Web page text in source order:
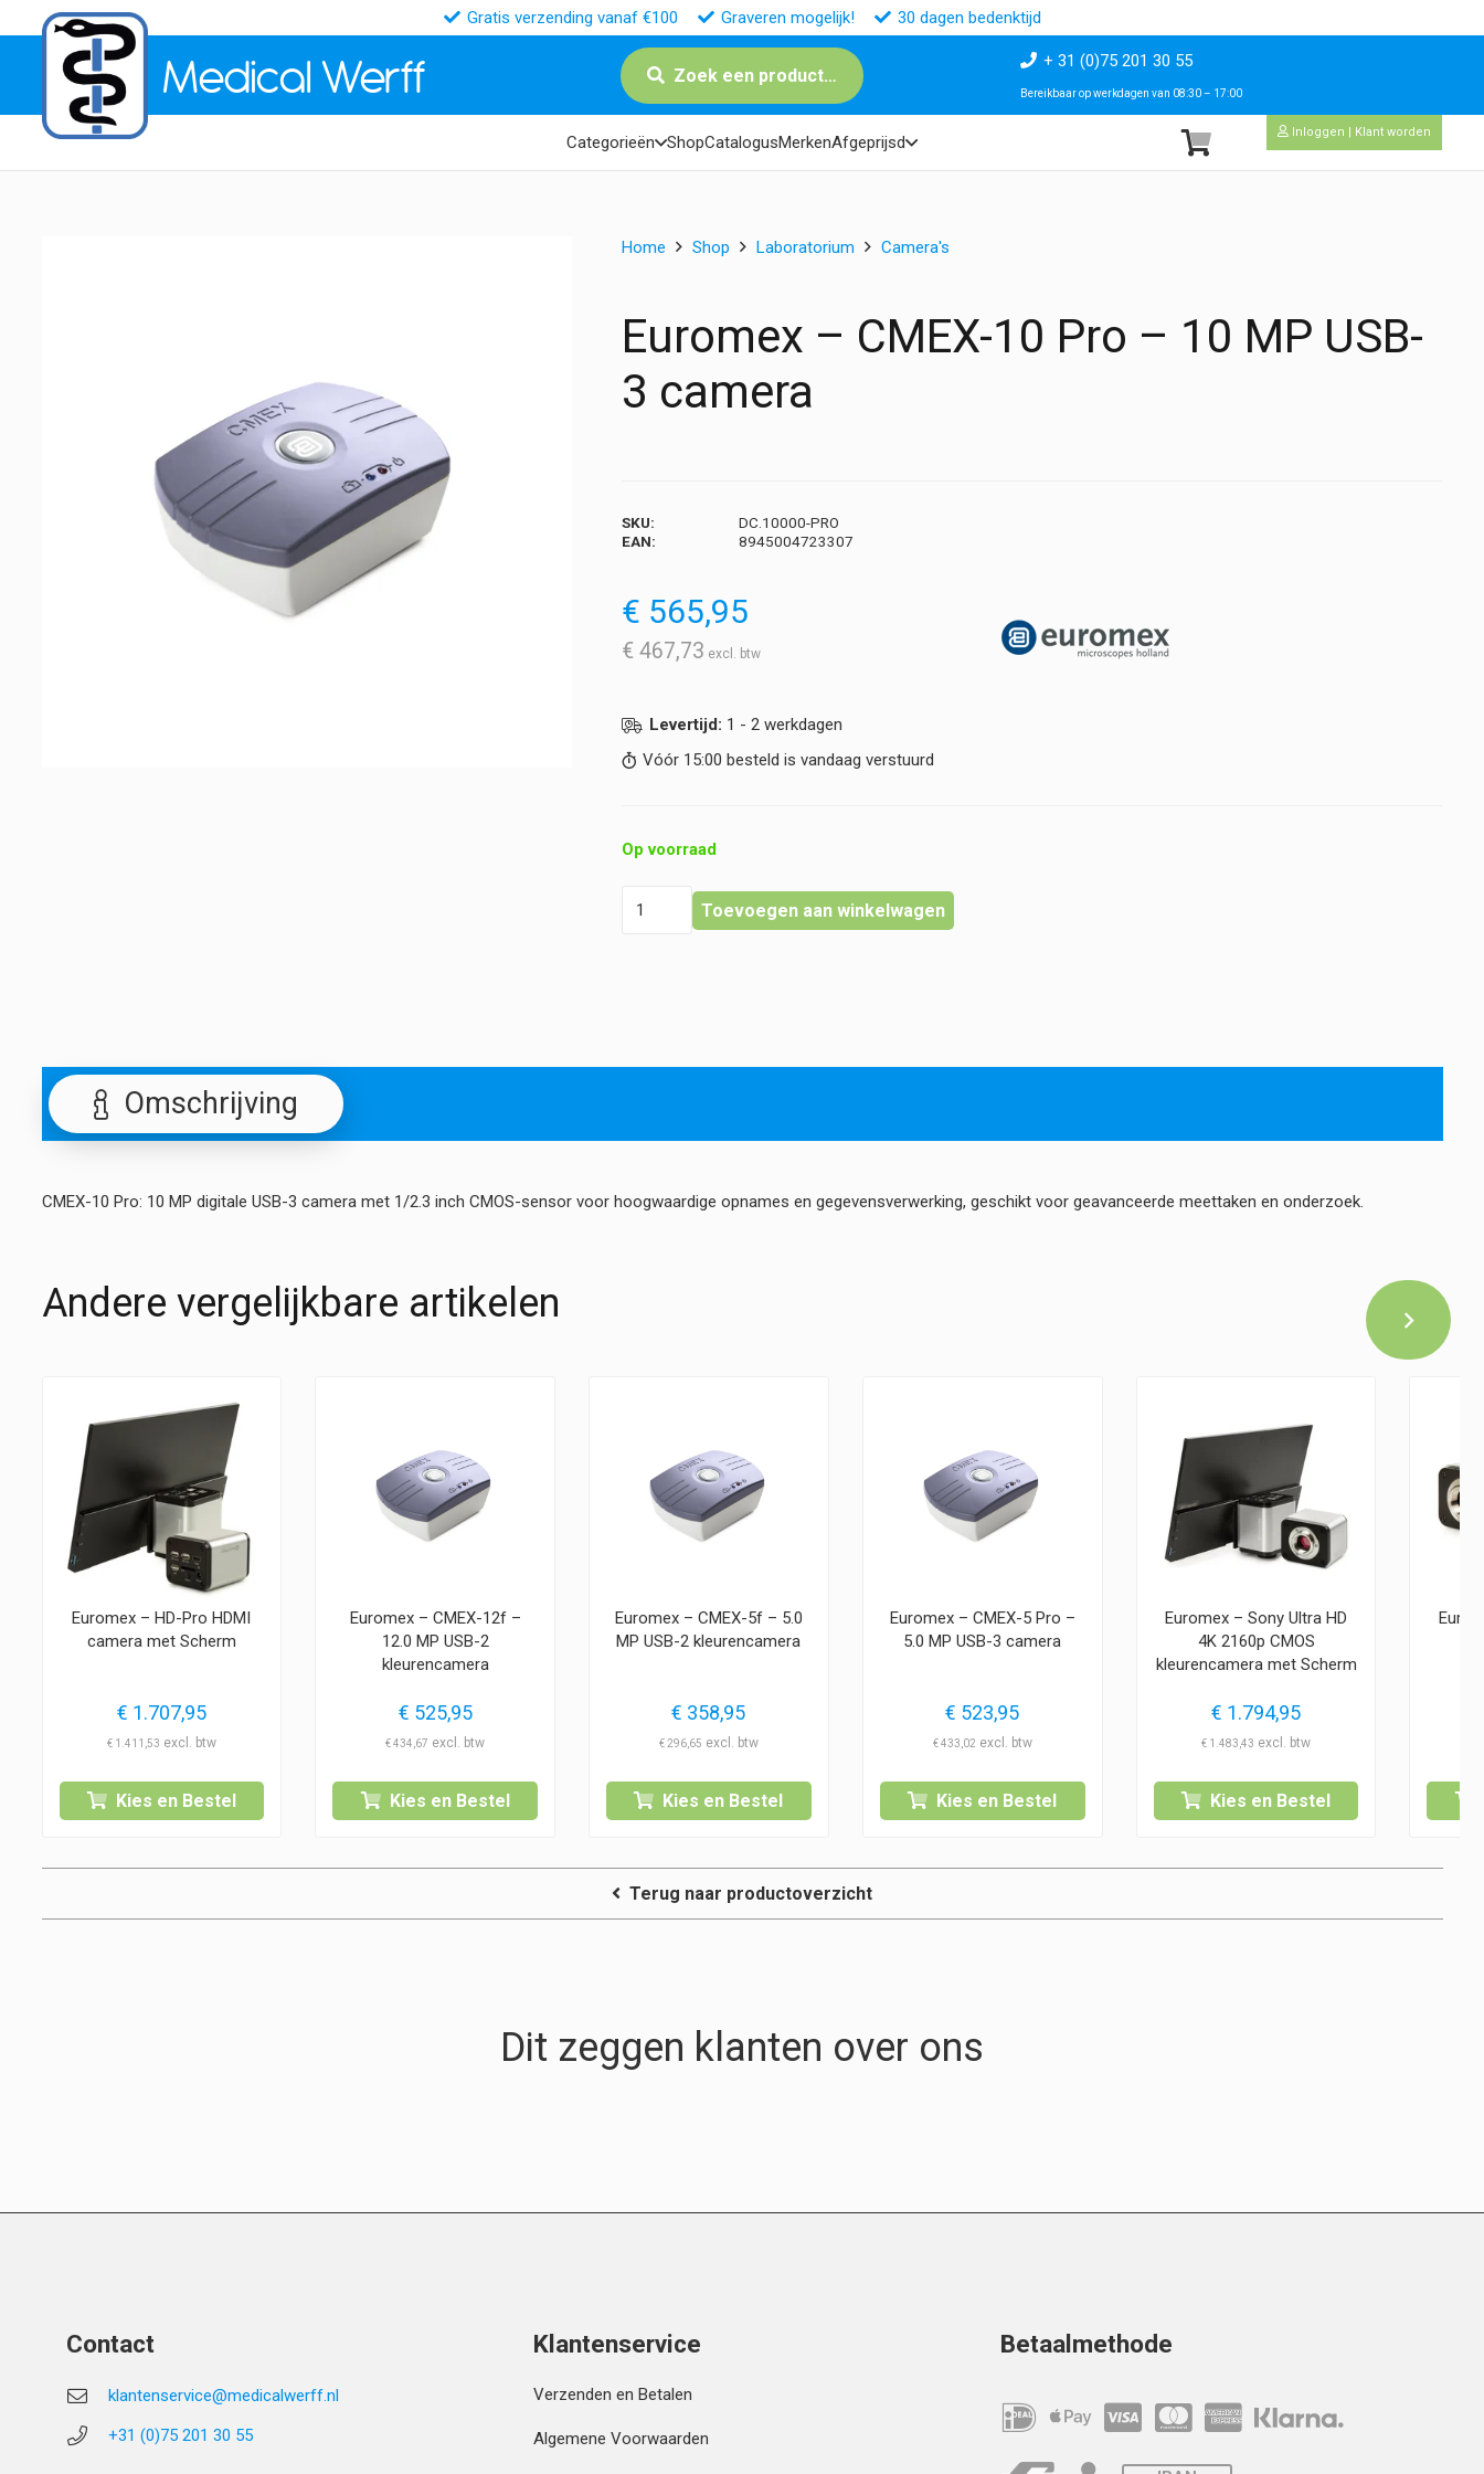
Gratis verzending vanaf €100 Graveren mogelijk! 30 dagen bedenktijd
MedicalWerff Zoek een product…
+ 31 (0)75 201 30 55
Bereikbaar op werkdagen van 08:30 – 17:00
Categorieën ShopCatalogusMerkenAfgeprijsd
Inloggen | Klant worden
Home Shop Laboratorium Camera's
Euromex – CMEX-10 Pro – 10 MP USB-
3 camera
SKU:
DC.10000-PRO
EAN:
8945004723307
€ 565,95
€ 467,73
Levertijd: 1 - 2 werkdagen
Vóór 15:00 besteld is vandaag verstuurd
Op voorraad
Toevoegen aan winkelwagen
Omschrijving
CMEX-10 Pro: 10 MP digitale USB-3 camera met 1/2.3 inch CMOS-sensor voor hoogwaardige opnames en gegevensverwerking, geschikt voor geavanceerde meettaken en onderzoek.
Andere vergelijkbare artikelen
Euromex – HD-Pro HDMI
camera met Scherm
€ 1.707,95
€1.411,53
Kies en Bestel
Euromex – CMEX-12f –
12.0 MP USB-2
kleurencamera
€ 525,95
€434,67
Kies en Bestel
Euromex – CMEX-5f – 5.0
MP USB-2 kleurencamera
€ 358,95
€296,65
Kies en Bestel
Euromex – CMEX-5 Pro –
5.0 MP USB-3 camera
€ 523,95
€433,02
Kies en Bestel
Euromex – Sony Ultra HD
4K 2160p CMOS
kleurencamera met Scherm
€ 1.794,95
€ 1.483,43
Kies en Bestel
Terug naar productoverzicht
Dit zeggen klanten over ons
Contact
klantenservice@medicalwerff.nl
+31 (0)75 201 30 55
Klantenservice
Verzenden en Betalen
Algemene Voorwaarden
Betaalmethode